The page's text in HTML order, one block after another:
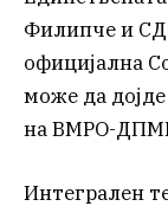
Филипче и
официјална
може да
на ВМРО-
Интегрален